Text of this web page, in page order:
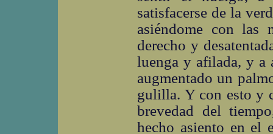
satisfacerse de la
asiéndome con las
derecho y
luenga y afilada, y a
augmentado un
gulilla. Y con esto y
brevedad del
hecho asiento en el